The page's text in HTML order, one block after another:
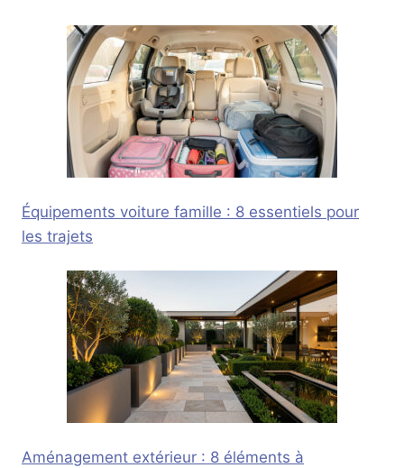
Équipements voiture famille : 8 essentiels pour
les trajets
Aménagement extérieur : 8 éléments à